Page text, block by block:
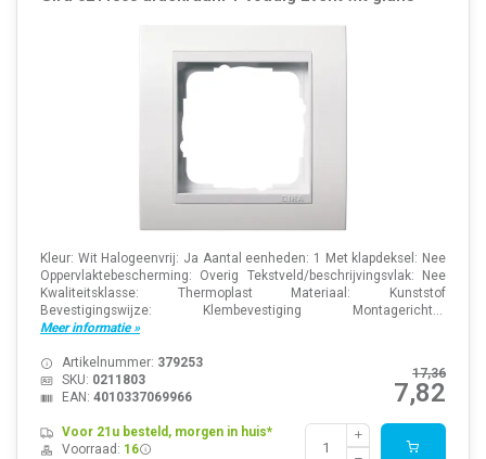
Kleur: Wit Halogeenvrij: Ja Aantal eenheden: 1 Met klapdeksel: Nee
Oppervlaktebescherming: Overig Tekstveld/beschrijvingsvlak: Nee
Kwaliteitsklasse: Thermoplast Materiaal: Kunststof
Bevestigingswijze: Klembevestiging Montagericht...
Meer informatie »
17,36
7,82
Artikelnummer: 379253
SKU: 0211803
EAN: 4010337069966
Voor 21u besteld, morgen in huis*
Voorraad: 16